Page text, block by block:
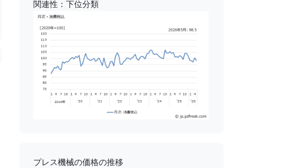
関連性：下位分類
プレス機械の価格の推移